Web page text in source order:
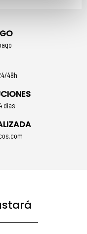
48h
días